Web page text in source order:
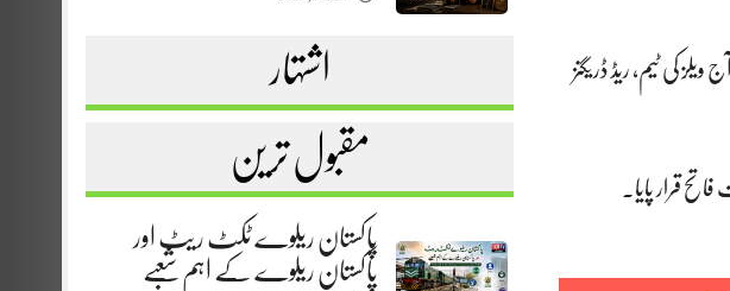
اشتہار
مقبول ترین
پاکستان ریلوے ٹکٹ ریٹ اور
پاکستان ریلوے کے اہم شعبے
میں اپنا اگلہ میچ آج ویلز کی ٹیم، ریڈ ڈریگنز